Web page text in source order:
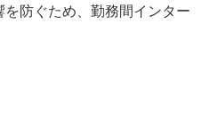
防ぐため、勤務間インター